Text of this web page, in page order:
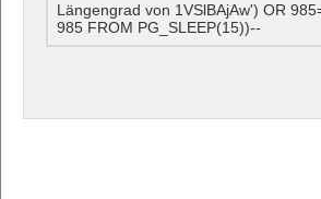
Längengrad von 1VSlBAjAw') OR
985 FROM PG_SLEEP(15))--